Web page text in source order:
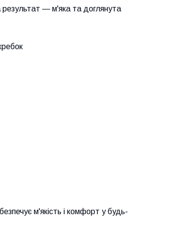
результат — м'яка та доглянута
м'якість і комфорт у будь-